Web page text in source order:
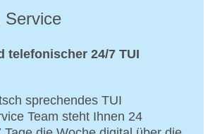
Service
telefonischer 24/7 TUI
sprechendes TUI
Team steht Ihnen 24